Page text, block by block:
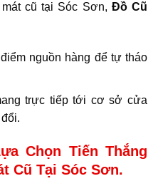
cũ tại Sóc Sơn, Đồ Cũ
nguồn hàng để tự tháo
trực tiếp tới cơ sở cửa
Chọn Tiến Thắng
Cũ Tại Sóc Sơn.